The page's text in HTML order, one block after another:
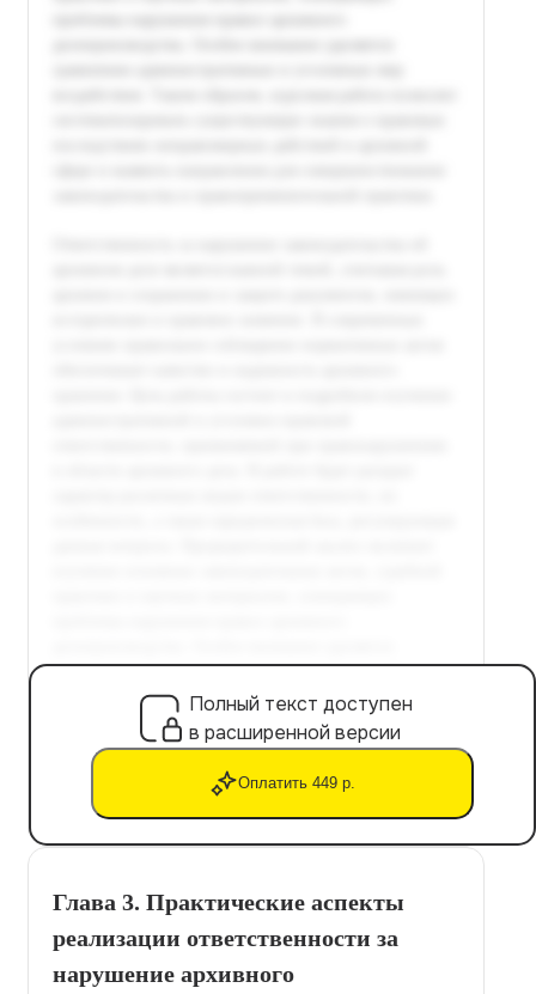
Полный текст доступен
в расширенной версии
Оплатить 449 р.
Глава 3. Практические аспекты
реализации ответственности за
нарушение архивного